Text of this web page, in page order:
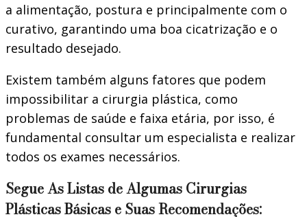
a alimentação, postura e principalmente com o
curativo, garantindo uma boa cicatrização e o
resultado desejado.
Existem também alguns fatores que podem
impossibilitar a cirurgia plástica, como
problemas de saúde e faixa etária, por isso, é
fundamental consultar um especialista e realizar
todos os exames necessários.
Segue As Listas de Algumas Cirurgias
Plásticas Básicas e Suas Recomendações: